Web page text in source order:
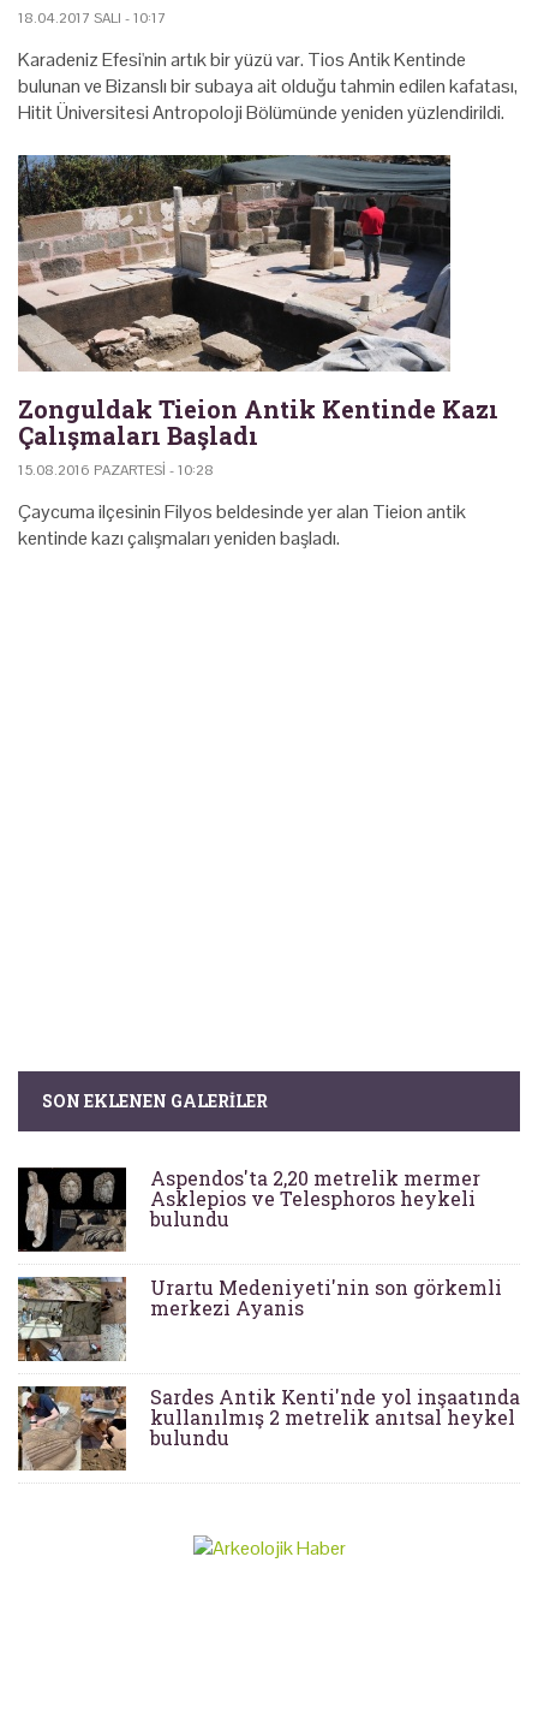
18.04.2017 SALI - 10:17
Karadeniz Efesi'nin artık bir yüzü var. Tios Antik Kentinde
bulunan ve Bizanslı bir subaya ait olduğu tahmin edilen kafatası,
Hitit Üniversitesi Antropoloji Bölümünde yeniden yüzlendirildi.
Zonguldak Tieion Antik Kentinde Kazı
Çalışmaları Başladı
15.08.2016 PAZARTESI - 10:28
Çaycuma ilçesinin Filyos beldesinde yer alan Tieion antik
kentinde kazı çalışmaları yeniden başladı.
SON EKLENEN GALERILER
Aspendos'ta 2,20 metrelik mermer
Asklepios ve Telesphoros heykeli
bulundu
Urartu Medeniyeti'nin son görkemli
merkezi Ayanis
Sardes Antik Kenti'nde yol inşaatında
kullanılmış 2 metrelik anıtsal heykel
bulundu